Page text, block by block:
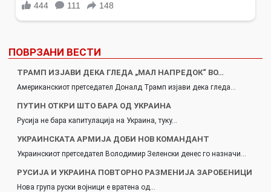
ПОВРЗАНИ ВЕСТИ
ТРАМП ИЗЈАВИ ДЕКА ГЛЕДА „МАЛ НАПРЕДОК“ ВО…
Американскиот претседател Доналд Трамп изјави дека гледа…
ПУТИН ОТКРИ ШТО БАРА ОД УКРАИНА
Русија не бара капитулација на Украина, туку…
УКРАИНСКАТА АРМИЈА ДОБИ НОВ КОМАНДАНТ
Украинскиот претседател Володимир Зеленски денес го назначи…
РУСИЈА И УКРАИНА ПОВТОРНО РАЗМЕНИЈА ЗАРОБЕНИЦИ
Нова група руски војници е вратена од…